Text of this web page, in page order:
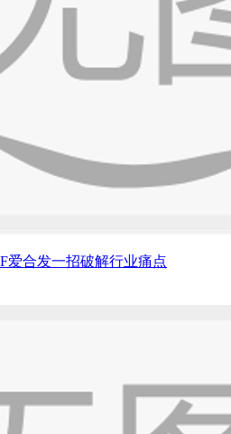
爱合发一招破解行业痛点